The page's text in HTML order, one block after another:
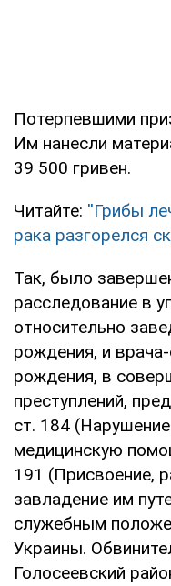
Потерпевшими
Им нанесли
39 500 гривен.
Читайте: ''Грибы
рака разгорелся
Так, было
расследование в
относительно
рождения, и
рождения, в
преступлений,
ст. 184
медицинскую
191 (Присвоение,
завладение им
служебным
Украины.
Голосеевский